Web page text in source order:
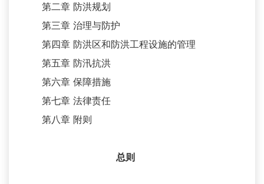
第二章 防洪规划
第三章 治理与防护
第四章 防洪区和防洪工程设施的管理
第五章 防汛抗洪
第六章 保障措施
第七章 法律责任
第八章 附则
总则